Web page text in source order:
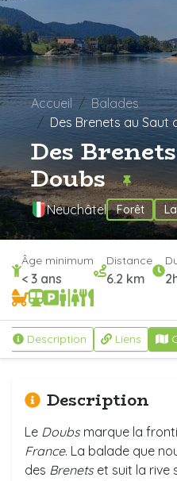
Accueil
Balades
Des Brenets au Saut
Des
Doubs
Neuchâtel Forêt
Âge minimum
< 3 ans
Distance
6.2 km
Description Liens
Description
Le Doubs marque la
France. La balade que
des Brenets et suit la rive